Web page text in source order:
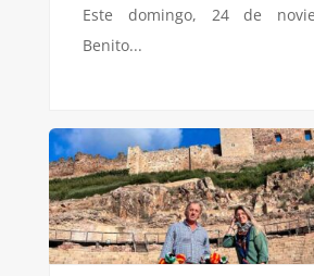
Este domingo, 24 de
Benito...